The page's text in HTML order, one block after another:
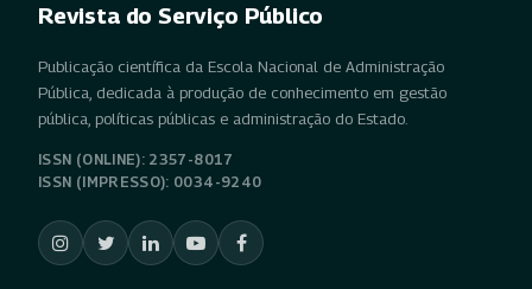
Revista do Serviço Público
Publicação científica da Escola Nacional de Administração
Pública, dedicada à produção de conhecimento em gestão
pública, políticas públicas e administração do Estado.
ISSN (ONLINE): 2357-8017
ISSN (IMPRESSO): 0034-9240